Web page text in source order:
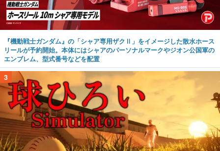
『機動戦士ガンダム』の「シャア専用ザクⅡ」をイメージした散水ホース
リールが予約開始。本体にはシャアのパーソナルマークやジオン公国軍の
エンブレム、型式番号などを配置
3